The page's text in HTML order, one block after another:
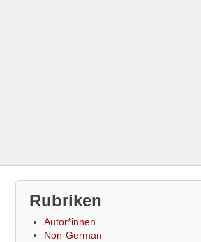
Rubriken
Autor*innen
Non-German